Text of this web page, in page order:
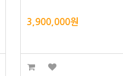
3,900,000원